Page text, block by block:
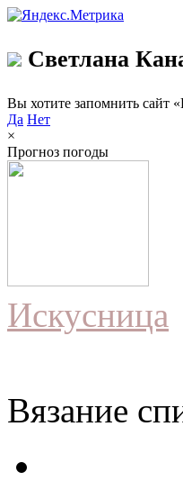
Светлана
Вы хотите запомнить сайт
Да Нет
×
Прогноз погоды
Искусница
Вязание